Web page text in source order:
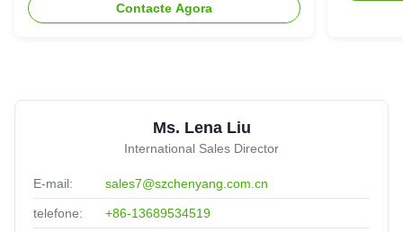
★★★★★
★★★★★
H
High quality MTP MPO cable MPO/MTP-LC Fiber optic
trunk Patch Cord
★★★★★
★★★★★
Nice packing,delivery fast,satisfied.
Contacte Agora
Ms. Lena Liu
International Sales Director
E-mail: sales7@szchenyang.com.cn
telefone: +86-13689534519